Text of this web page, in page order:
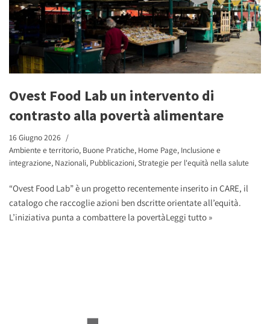
Ovest Food Lab un intervento di
contrasto alla povertà alimentare
16 Giugno 2026
Ambiente e territorio, Buone Pratiche, Home Page, Inclusione e
integrazione, Nazionali, Pubblicazioni,Strategie per l'equità nella salute
“Ovest Food Lab” è un progetto recentemente inserito in CARE, il
catalogo che raccoglie azioni ben dscritte orientate all’equità.
L’iniziativa punta a combattere la povertàLeggi tutto »